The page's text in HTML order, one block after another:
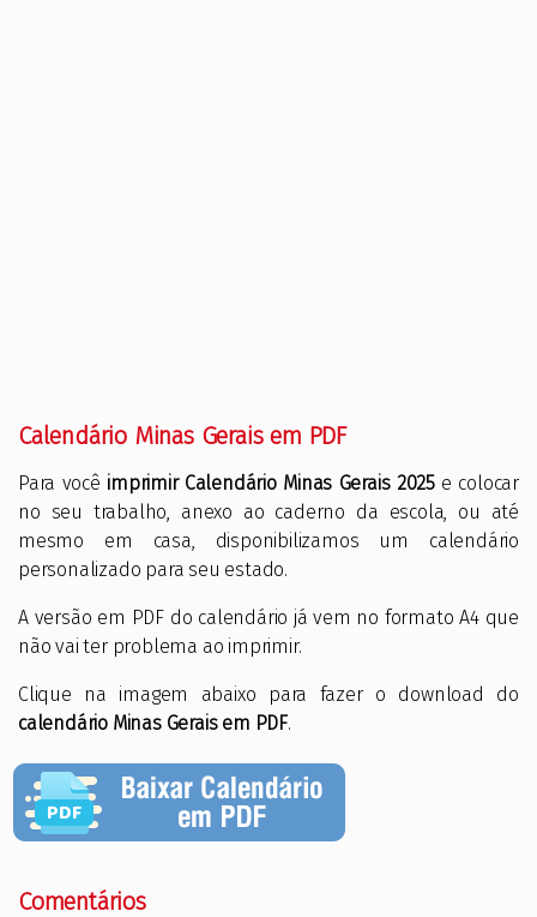
Calendário Minas Gerais em PDF
Para você imprimir Calendário Minas Gerais 2025e colocar
no seu trabalho, anexo ao caderno da escola, ou até
mesmo em casa, disponibilizamos um calendário
personalizado para seu estado.
A versão em PDF do calendário já vem no formato A4 que
não vai ter problema ao imprimir.
Clique na imagem abaixo para fazer o download do
calendário Minas Gerais em PDF.
Comentários